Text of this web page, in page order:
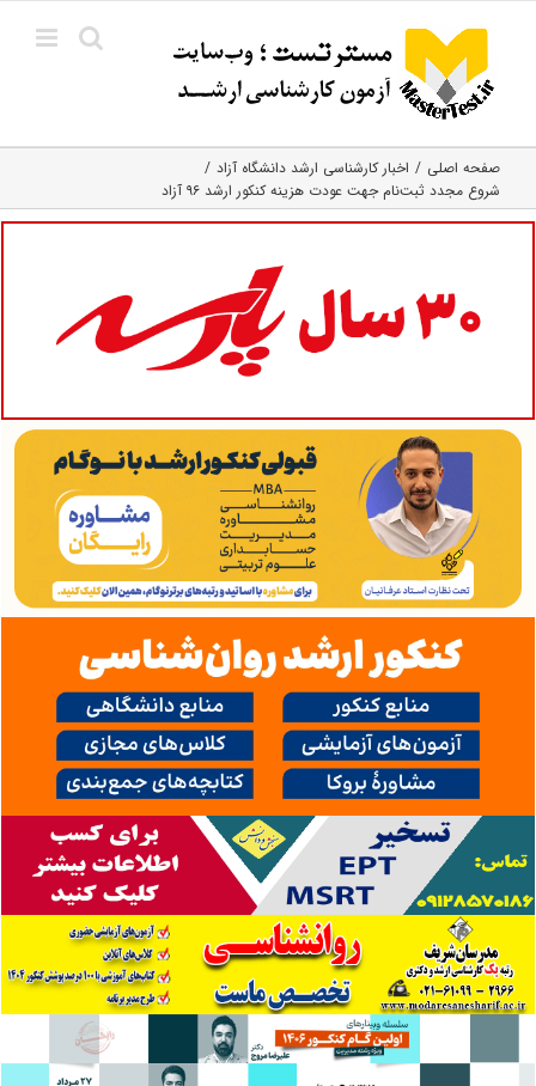
content
صفحه اصلی
اخبار کارشناسی ارشد دانشگاه آزاد
شروع مجدد ثبت‌نام جهت عودت هزینه کنکور ارشد ۹۶ آزاد